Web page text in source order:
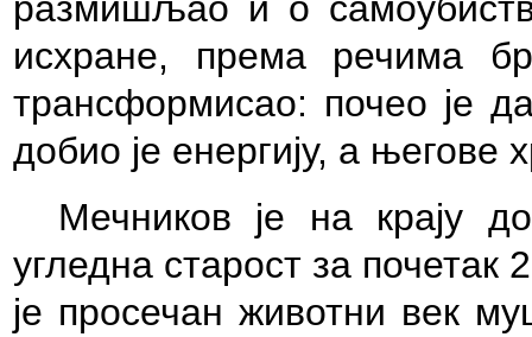
исхране, према речима
трансформисао: почео је
добио је енергију, а његове
Мечников је на крају
угледна старост за почетак
је просечан животни век